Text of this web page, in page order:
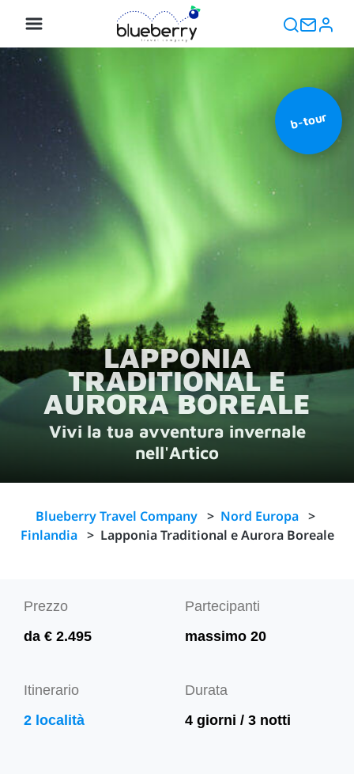
b-tour
LAPPONIA
TRADITIONAL E
AURORA BOREALE
Vivi la tua avventura invernale
nell'Artico
Blueberry Travel Company > Nord Europa >
Finlandia> Lapponia Traditional e Aurora Boreale
Prezzo
da € 2.495
Partecipanti
massimo 20
Itinerario
2 località
Durata
4 giorni / 3 notti